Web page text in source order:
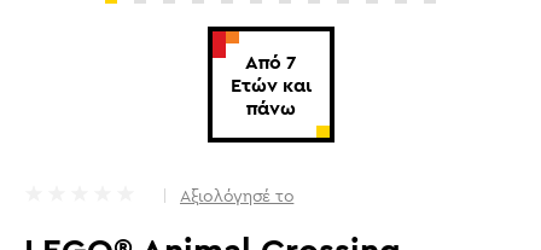
Από 7
Ετών και
πάνω
Αξιολόγησέ το